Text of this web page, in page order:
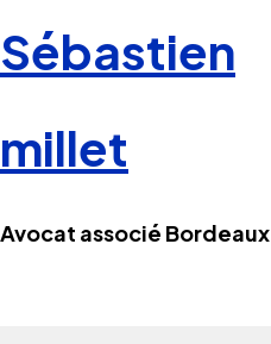
Sébastien
millet
Avocat associé Bordeaux